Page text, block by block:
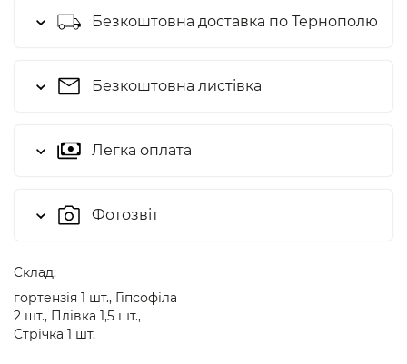
Безкоштовна доставка по Тернополю
Безкоштовна листівка
Легка оплата
Фотозвіт
Cклад:
гортензія 1 шт., Гіпсофіла
2 шт., Плівка 1,5 шт.,
Стрічка 1 шт.